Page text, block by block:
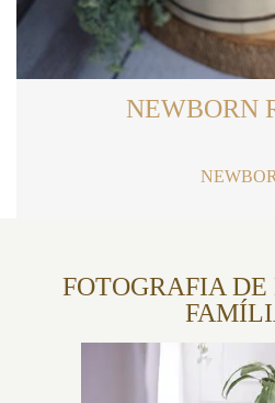
NEWBORN
FOTOGRAFIA